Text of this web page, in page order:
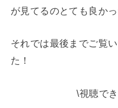
が見てるのとても良か
それでは最後までご覧
た！
\視聴で